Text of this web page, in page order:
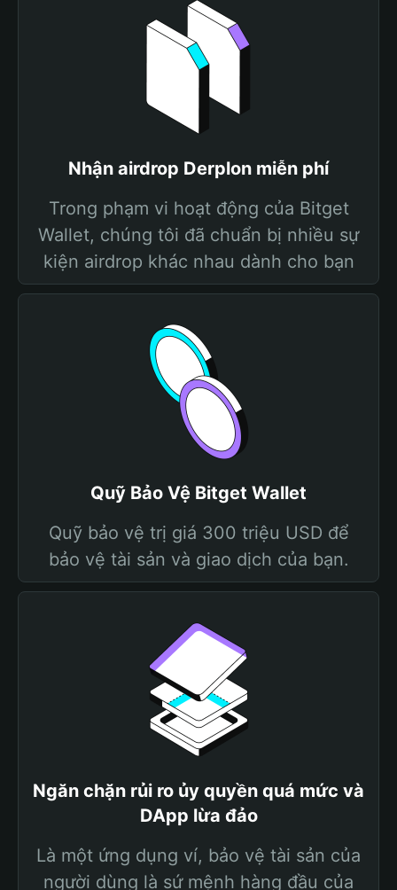
Nhận airdrop Derplon miễn phí
Trong phạm vi hoạt động của Bitget
Wallet, chúng tôi đã chuẩn bị nhiều sự
kiện airdrop khác nhau dành cho bạn
Quỹ Bảo Vệ Bitget Wallet
Quỹ bảo vệ trị giá 300 triệu USD để
bảo vệ tài sản và giao dịch của bạn.
Ngăn chặn rủi ro ủy quyền quá mức và
DApp lừa đảo
Là một ứng dụng ví, bảo vệ tài sản của
người dùng là sứ mệnh hàng đầu của